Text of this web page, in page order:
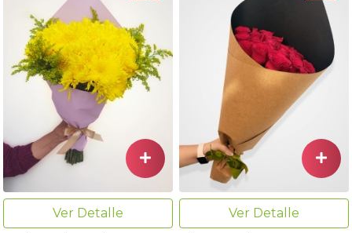
Ver Detalle
Ver Detalle